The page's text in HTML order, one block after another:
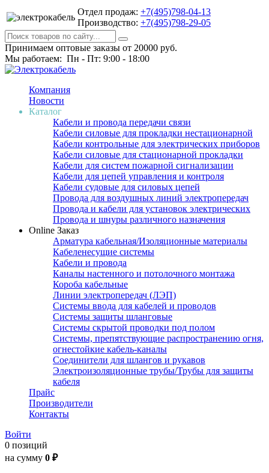
Отдел продаж: +7(495)798-04-13
Производство: +7(495)798-29-05
Принимаем оптовые заказы от 20000 руб.
Мы работаем: Пн - Пт: 9:00 - 18:00
Компания
Новости
Каталог
Кабели и провода передачи связи
Кабели силовые для прокладки нестационарной
Кабели контрольные для электрических приборов
Кабели силовые для стационарной прокладки
Кабели для систем пожарной сигнализации
Кабели для цепей управления и контроля
Кабели судовые для силовых цепей
Провода для воздушных линий электропередач
Провода и кабели для установок электрических
Провода и шнуры различного назначения
Online Заказ
Арматура кабельная/Изоляционные материалы
Кабеленесущие системы
Кабели и провода
Каналы настенного и потолочного монтажа
Короба кабельные
Линии электропередач (ЛЭП)
Системы ввода для кабелей и проводов
Системы защиты шланговые
Системы скрытой проводки под полом
Системы, препятствующие распространению огня,
огнестойкие кабель-каналы
Соединители для шлангов и рукавов
Электроизоляционные трубы/Трубы для защиты
кабеля
Прайс
Производители
Контакты
Войти
0 позиций
на сумму 0 ₽